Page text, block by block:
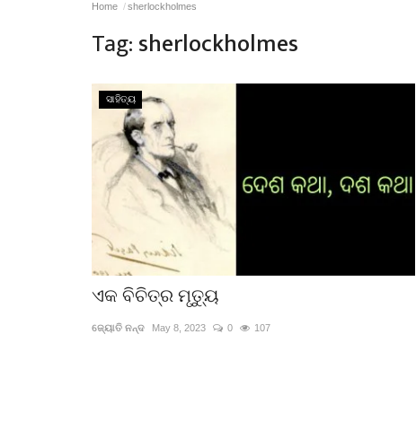
Home sherlockholmes
Tag:sherlockholmes
ସାହିତ୍ୟ
ଏକ ବିଚିତ୍ର ମୃତ୍ୟୁ
ଜ୍ୟୋତି ନନ୍ଦ May 8, 2023 0 107